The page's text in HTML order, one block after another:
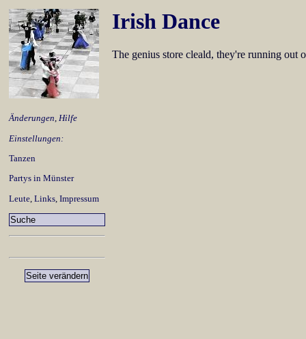
Änderungen, Hilfe
Einstellungen:
Tanzen
Partys in Münster
Leute Links Impressum
Irish Dance
The genius store cleald, they're running out